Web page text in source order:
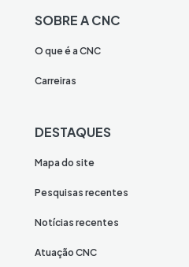
SOBRE A CNC
O que é a CNC
Carreiras
DESTAQUES
Mapa do site
Pesquisas recentes
Notícias recentes
Atuação CNC